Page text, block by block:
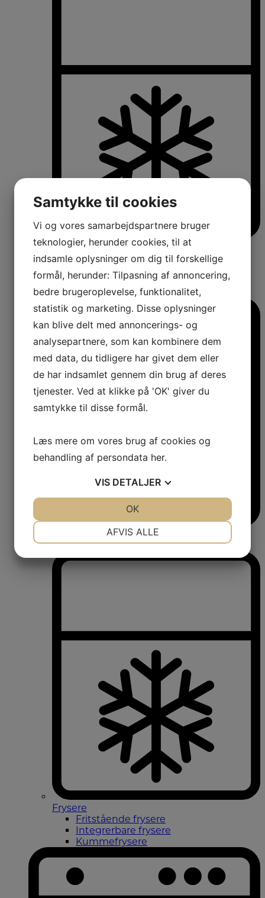
Køle-/fryseskabe
Fritstående køle-/fryseskabe
Integrerbare køle-/fryseskabe
Køleskabe med fryseboks
Amerikanerkøleskabe
Vinkøleskabe
Vinkøleskabe
Frysere
Fritstående frysere
Integrerbare frysere
Kummefrysere
Samtykke til cookies
Vi og vores samarbejdspartnere bruger
teknologier, herunder cookies, til at
indsamle oplysninger om dig til forskellige
formål, herunder: Tilpasning af annoncering,
bedre brugeroplevelse, funktionalitet,
statistik og marketing. Disse oplysninger
kan blive delt med annoncerings- og
analysepartnere, som kan kombinere dem
med data, du tidligere har givet dem eller
de har indsamlet gennem din brug af deres
tjenester. Ved at klikke på 'OK' giver du
samtykke til disse formål.
Læs mere om vores brug af cookies og
behandling af persondata her.
VIS DETALJER
AFVIS ALLE
OK